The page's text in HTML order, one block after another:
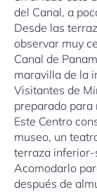
del Canal, a
Desde las
observar muy
Canal de
maravilla de la
Visitantes de
preparado para
Este Centro
museo, un
terraza inferior-
Acomodarlo
después de